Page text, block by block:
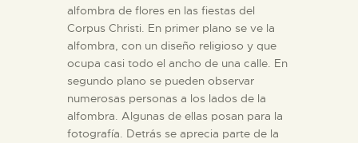
alfombra de flores en las fiestas del
Corpus Christi. En primer plano se ve la
alfombra, con un diseño religioso y que
ocupa casi todo el ancho de una calle. En
segundo plano se pueden observar
numerosas personas a los lados de la
alfombra. Algunas de ellas posan para la
fotografía. Detrás se aprecia parte de la